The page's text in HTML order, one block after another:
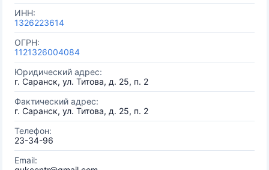
ИНН:
1326223614
ОГРН:
1121326004084
Юридический адрес:
г. Саранск, ул. Титова, д. 25, п. 2
Фактический адрес:
г. Саранск, ул. Титова, д. 25, п. 2
Телефон:
23-34-96
Email: